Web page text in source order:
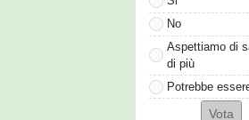
No
Aspettiamo di
di più
Potrebbe